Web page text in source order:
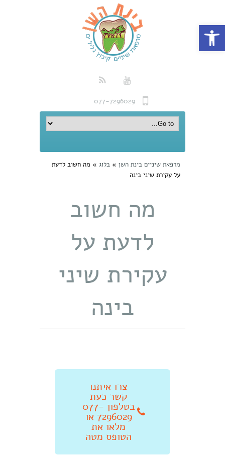
פתח סרגל נגישות
077-7296029
מרפאת שיניים בינת השן » בלוג » מה חשוב לדעת
על עקירת שיני בינה
מה חשוב
לדעת על
עקירת שיני
בינה
צרו איתנו
קשר כעת
בטלפון 077-
7296029 או
מלאו את
הטופס מטה